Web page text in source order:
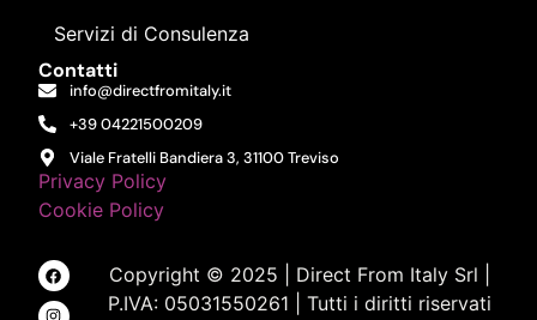
Servizi di Consulenza
Contatti
info@directfromitaly.it
+39 04221500209
Viale Fratelli Bandiera 3, 31100 Treviso
Privacy Policy
Cookie Policy
Copyright © 2025 | Direct From Italy Srl |
P.IVA: 05031550261 | Tutti i diritti riservati